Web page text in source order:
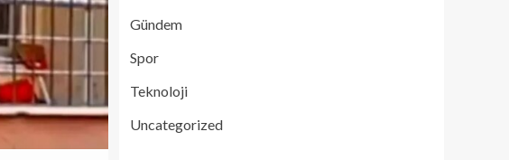
Gündem
Spor
Teknoloji
Uncategorized